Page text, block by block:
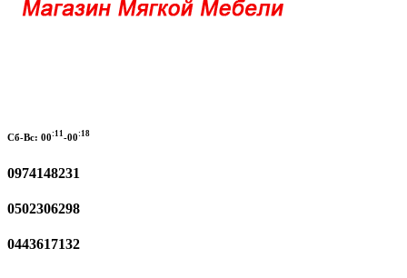
Сб-Вс: 00:11 -00:18
0974148231
0502306298
0443617132